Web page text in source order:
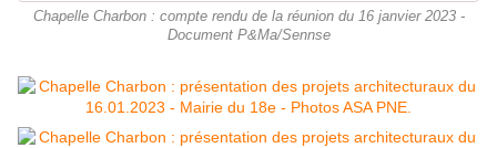
Chapelle Charbon : compte rendu de la réunion du 16 janvier 2023 -
Document P&Ma/Sennse